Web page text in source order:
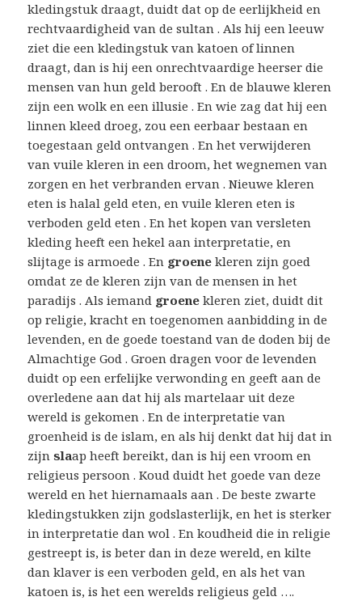
kledingstuk draagt, duidt dat op de eerlijkheid en
rechtvaardigheid van de sultan . Als hij een leeuw
ziet die een kledingstuk van katoen of linnen
draagt, dan is hij een onrechtvaardige heerser die
mensen van hun geld berooft . En de blauwe kleren
zijn een wolk en een illusie . En wie zag dat hij een
linnen kleed droeg, zou een eerbaar bestaan ​​en
toegestaan ​​geld ontvangen . En het verwijderen
van vuile kleren in een droom, het wegnemen van
zorgen en het verbranden ervan . Nieuwe kleren
eten is halal geld eten, en vuile kleren eten is
verboden geld eten . En het kopen van versleten
kleding heeft een hekel aan interpretatie, en
slijtage is armoede . En groene kleren zijn goed
omdat ze de kleren zijn van de mensen in het
paradijs . Als iemand groene kleren ziet, duidt dit
op religie, kracht en toegenomen aanbidding in de
levenden, en de goede toestand van de doden bij de
Almachtige God . Groen dragen voor de levenden
duidt op een erfelijke verwonding en geeft aan de
overledene aan dat hij als martelaar uit deze
wereld is gekomen . En de interpretatie van
groenheid is de islam, en als hij denkt dat hij dat in
zijnslaap heeft bereikt, dan is hij een vroom en
religieus persoon . Koud duidt het goede van deze
wereld en het hiernamaals aan . De beste zwarte
kledingstukken zijn godslasterlijk, en het is sterker
in interpretatie dan wol . En koudheid die in religie
gestreept is, is beter dan in deze wereld, en kilte
dan klaver is een verboden geld, en als het van
katoen is, is het een werelds religieus geld ….